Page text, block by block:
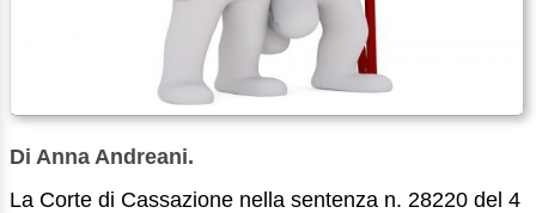
Di Anna Andreani.
La Corte di Cassazione nella sentenza n. 28220 del 4